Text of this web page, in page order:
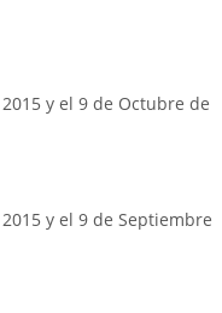
y el 9 de Octubre de
y el 9 de Septiembre